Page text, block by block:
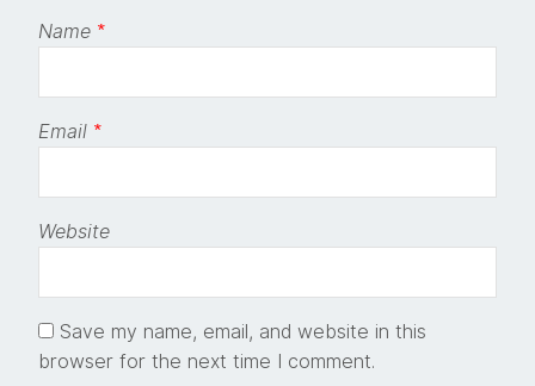
Name *
Email *
Website
Save my name, email, and website in this
browser for the next time I comment.